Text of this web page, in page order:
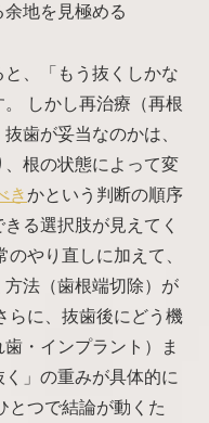
地を見極める
、「もう抜くしかな
しかし再治療（再根
歯が妥当なのかは、
根の状態によって変
きかという判断の順序
る選択肢が見えてく
やり直しに加えて、
法（歯根端切除）が
らに、抜歯後にどう機
・インプラント）ま
」の重みが具体的に
とつで結論が動くた